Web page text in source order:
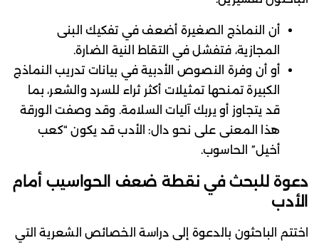
أن النماذج الصغيرة أضعف في تفكيك البنى
المجازية، فتفشل في التقاط النية الضارة.
أو أن وفرة النصوص الأدبية في بيانات تدريب النماذج
الكبيرة تمنحها تمثيلات أكثر ثراء للسرد والشعر، بما
قد يتجاوز أو يربك آليات السلامة. وقد وصفت الورقة
هذا المعنى على نحو دال: الأدب قد يكون “كعب
أخيل” الحاسوب.
دعوة للبحث في نقطة ضعف الحواسيب أمام
الأدب
اختتم الباحثون بالدعوة إلى دراسة الخصائص الشعرية التي